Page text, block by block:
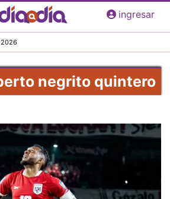
Pasar
al
principal
ingresar
2026
negrito quintero